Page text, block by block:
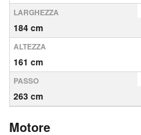
LARGHEZZA
184 cm
ALTEZZA
161 cm
PASSO
263 cm
Motore